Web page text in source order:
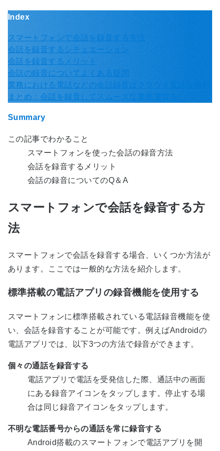
Index
スマートフォンで会話を録音する方法
会話を録音するシチュエーション
会話を録音するメリット
会話の録音についてよくある疑問
業務における電話などの会話録音はクラウド電話が便利
まとめ：会話を録音してスムーズな業務運営を
Summary
この記事でわかること
スマートフォンを使った会話の録音方法
会話を録音するメリット
会話の録音についてのQ＆A
スマートフォンで会話を録音する方
法
スマートフォンで会話を録音する場合、いくつか方法が
あります。ここでは一般的な方法を紹介します。
標準搭載の電話アプリの録音機能を使用する
スマートフォンに標準搭載されている電話録音機能を使
い、会話を録音することが可能です。例えばAndroidの
電話アプリでは、以下3つの方法で録音ができます。
個々の通話を録音する
電話アプリで電話を受発信した際、通話中の画面
にある録音アイコンをタップします。停止する場
合は同じ録音アイコンをタップします。
不明な電話番号からの通話を常に録音する
Android搭載のスマートフォンで電話アプリを開